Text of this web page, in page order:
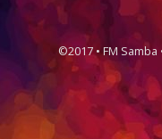
©2017 • FM